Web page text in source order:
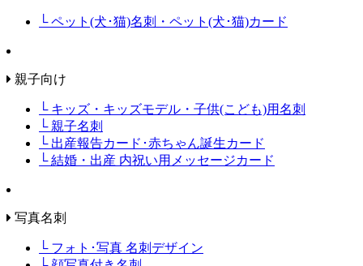
└ ペット(犬･猫)名刺・ペット(犬･猫)カード
親子向け
└ キッズ・キッズモデル・子供(こども)用名刺
└ 親子名刺
└ 出産報告カード･赤ちゃん誕生カード
└ 結婚・出産 内祝い用メッセージカード
写真名刺
└ フォト･写真 名刺デザイン